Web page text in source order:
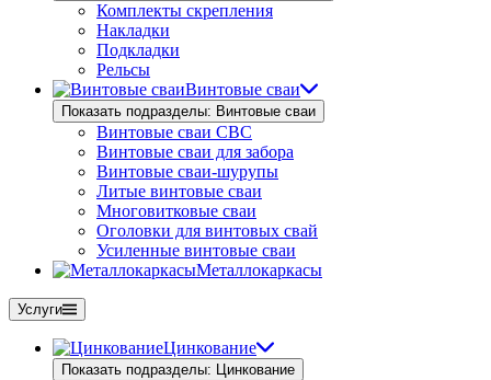
Комплекты скрепления
Накладки
Подкладки
Рельсы
Винтовые сваи
Показать подразделы: Винтовые сваи
Винтовые сваи СВС
Винтовые сваи для забора
Винтовые сваи-шурупы
Литые винтовые сваи
Многовитковые сваи
Оголовки для винтовых свай
Усиленные винтовые сваи
Металлокаркасы
Услуги
Цинкование
Показать подразделы: Цинкование